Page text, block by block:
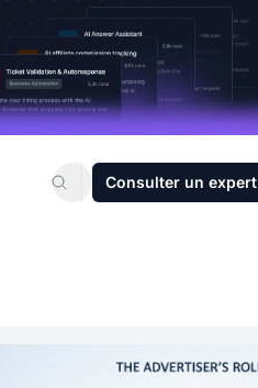
Consulter un expert